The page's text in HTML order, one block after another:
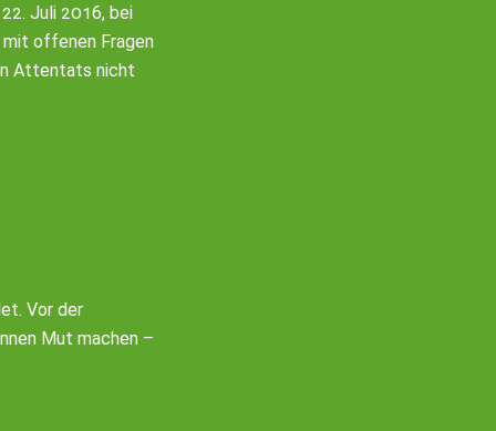
Juli 2016, bei
mit offenen Fragen
Attentats nicht
Vor der
Mut machen –